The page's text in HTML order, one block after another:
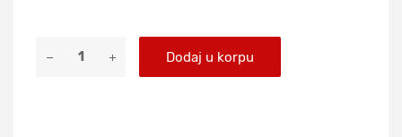
Dodaj u korpu